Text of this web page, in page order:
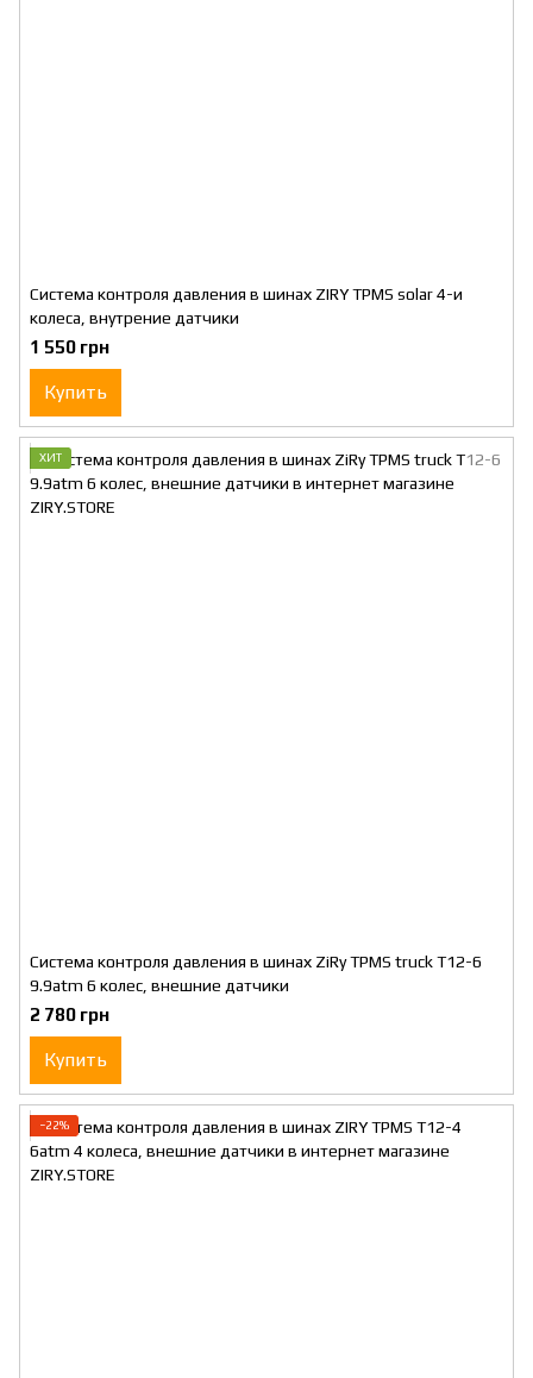
Система контроля давления в шинах ZIRY TPMS solar 4-и
колеса, внутрение датчики
1 550 грн
Купить
ХИТ
Система контроля давления в шинах ZiRy TPMS truck T12-6
9.9atm 6 колес, внешние датчики
2 780 грн
Купить
−22%